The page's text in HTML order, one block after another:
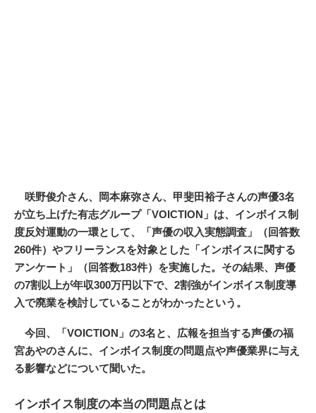
咲野俊介さん、岡本麻弥さん、甲斐田裕子さんの声優3名
が立ち上げた有志グループ「VOICTION」は、インボイス制
度反対運動の一環として、「声優の収入実態調査」（回答数
260件）やフリーランスを対象とした「インボイスに関する
アンケート」（回答数183件）を実施した。その結果、声優
の7割以上が年収300万円以下で、2割強がインボイス制度導
入で廃業を検討していることがわかったという。
今回、「VOICTION」の3名と、広報を担当する声優の福
宮あやのさんに、インボイス制度の問題点や声優業界に与え
る影響などについて聞いた。
インボイス制度の本当の問題点とは